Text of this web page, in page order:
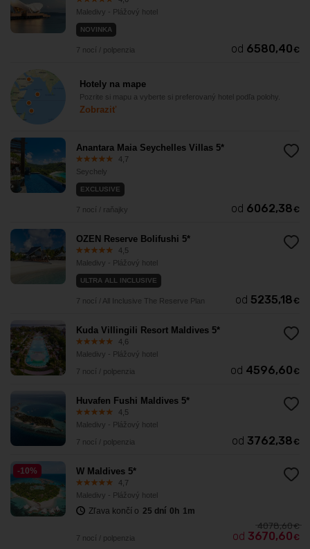
Maledivy - Plážový hotel
NOVINKA
7 nocí / polpenzia od 6580,40 €
Hotely na mape
Pozrite si mapu a vyberte si preferovaný hotel podľa polohy.
Zobraziť
Anantara Maia Seychelles Villas 5*
4,7
Seychely
EXCLUSIVE
7 nocí / raňajky od 6062,38 €
OZEN Reserve Bolifushi 5*
4,5
Maledivy - Plážový hotel
ULTRA ALL INCLUSIVE
7 nocí / All Inclusive The Reserve Plan od 5235,18 €
Kuda Villingili Resort Maldives 5*
4,6
Maledivy - Plážový hotel
7 nocí / polpenzia od 4596,60 €
Huvafen Fushi Maldives 5*
4,5
Maledivy - Plážový hotel
7 nocí / polpenzia od 3762,38 €
W Maldives 5*
4,7
Maledivy - Plážový hotel
Zľava končí o 25 dní 0 h 1m
7 nocí / polpenzia
4078,60€
od 3670,60 €
-10%